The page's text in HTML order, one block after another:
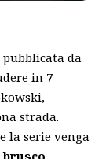
da
in 7
strada.
la serie venga